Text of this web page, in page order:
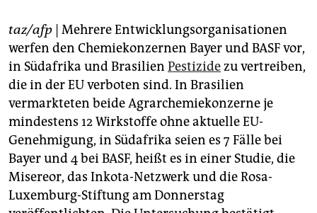
fragen & hilfe
unterstützen
abo
genossenschaft
epaper login
taz/afp | Mehrere Entwicklungsorganisationen
werfen den Chemiekonzernen Bayer und BASF vor,
in Südafrika und Brasilien Pestizidezu vertreiben,
die in der EU verboten sind. In Brasilien
vermarkteten beide Agrarchemiekonzerne je
mindestens 12 Wirkstoffe ohne aktuelle EU-
Genehmigung, in Südafrika seien es 7 Fälle bei
Bayer und 4 bei BASF, heißt es in einer Studie, die
Misereor, das Inkota-Netzwerk und die Rosa-
Luxemburg-Stiftung am Donnerstag